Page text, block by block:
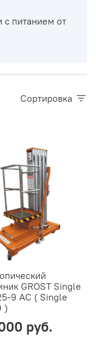
питанием от
Сортировка
GROST Single
9 AC ( Single
)
руб.